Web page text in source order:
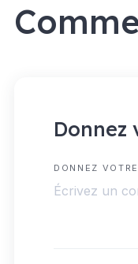
Donnez
DONNEZ